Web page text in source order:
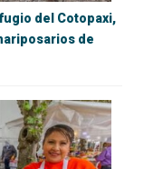
del Cotopaxi,
de